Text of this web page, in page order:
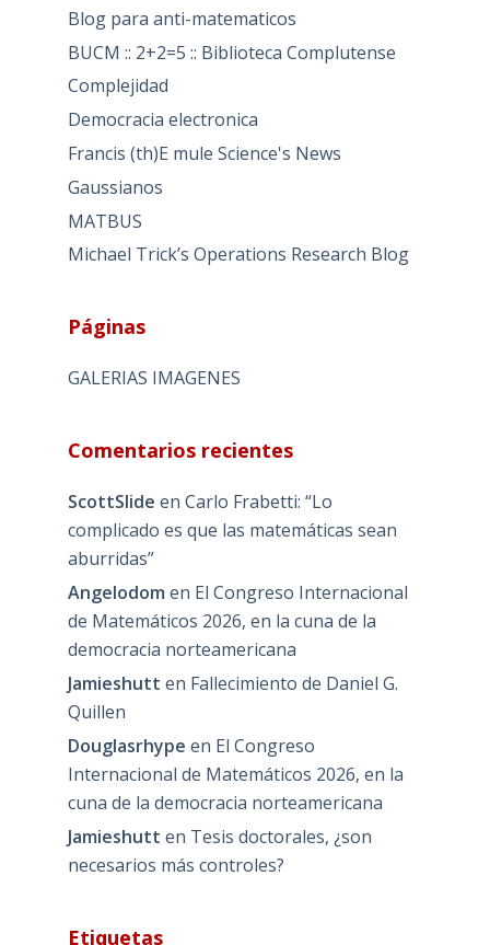
Blog para anti-matematicos
BUCM :: 2+2=5 :: Biblioteca Complutense
Complejidad
Democracia electronica
Francis (th)E mule Science's News
Gaussianos
MATBUS
Michael Trick’s Operations Research Blog
Páginas
GALERIAS IMAGENES
Comentarios recientes
ScottSlide en Carlo Frabetti: “Lo
complicado es que las matemáticas sean
aburridas”
Angelodom en El Congreso Internacional
de Matemáticos 2026, en la cuna de la
democracia norteamericana
Jamieshutt en Fallecimiento de Daniel G.
Quillen
Douglasrhype en El Congreso
Internacional de Matemáticos 2026, en la
cuna de la democracia norteamericana
Jamieshutt en Tesis doctorales, ¿son
necesarios más controles?
Etiquetas